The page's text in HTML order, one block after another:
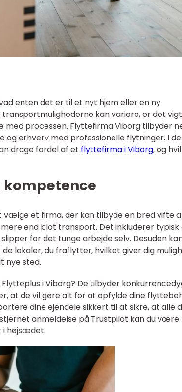
enten det er til et nyt hjem eller en ny
kan variere, er det
processen. Flyttefirma Viborg tilbyder
erhverv med professionelle flytninger. I
drage fordel af et flyttefirma i Viborg, og
kompetence
et firma, der kan tilbyde en bred vifte
end blot transport. Det inkluderer typisk
for det tunge arbejde selv. Desuden
lokaler, du fraflytter, hvilket giver dig
nye sted.
i Viborg? De tilbyder
at de vil gøre alt for at opfylde dine
dine ejendele sikkert til at sikre, at alle
anmeldelse på Trustpilot kan du være
i højsædet.